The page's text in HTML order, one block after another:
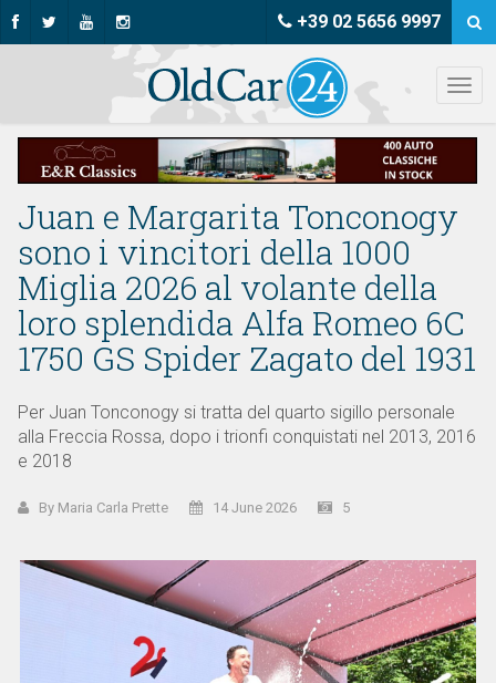
+39 02 5656 9997
Juan e Margarita Tonconogy
sono i vincitori della 1000
Miglia 2026 al volante della
loro splendida Alfa Romeo 6C
1750 GS Spider Zagato del 1931
Per Juan Tonconogy si tratta del quarto sigillo personale
alla Freccia Rossa, dopo i trionfi conquistati nel 2013, 2016
e 2018
By Maria Carla Prette 14 June 2026 5